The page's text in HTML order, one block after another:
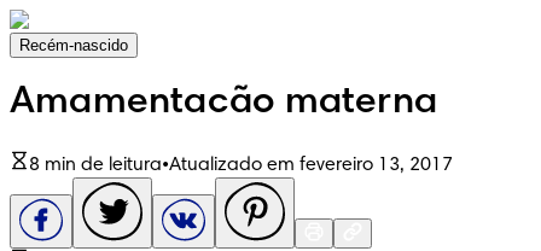
Recém-nascido
Amamentacão materna
8 min de leitura•Atualizado em fevereiro 13, 2017